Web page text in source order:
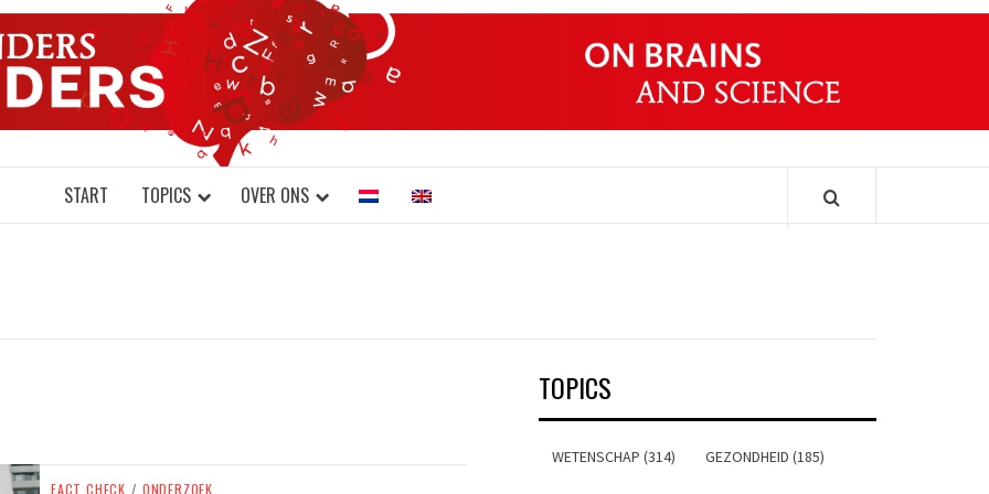
DONDERS WONDERS
BRAINS AND SCIENCE
START TOPICS OVER ONS
FACT CHECK / ONDERZOEK
TOPICS
WETENSCHAP (314) GEZONDHEID (185)